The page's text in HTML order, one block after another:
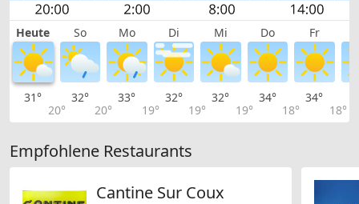
Heute So Mo Di Mi Do Fr
31°
20°
32°
20°
33°
19°
32°
19°
32°
19°
34°
18°
34°
18°
Empfohlene Restaurants
Cantine Sur Coux